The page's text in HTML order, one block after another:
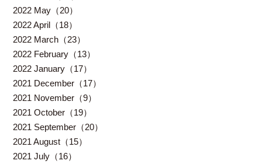
2022 May（20）
2022 April（18）
2022 March（23）
2022 February（13）
2022 January（17）
2021 December（17）
2021 November（9）
2021 October（19）
2021 September（20）
2021 August（15）
2021 July（16）